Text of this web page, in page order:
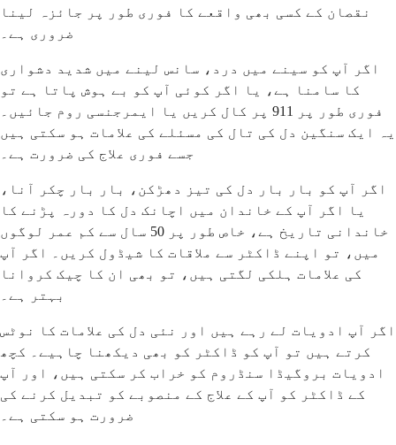
نقصان کے کسی بھی واقعے کا فوری طور پر جائزہ لینا
ضروری ہے۔
اگر آپ کو سینے میں درد، سانس لینے میں شدید دشواری
کا سامنا ہے، یا اگر کوئی آپ کو بے ہوش پاتا ہے تو
فوری طور پر 911 پر کال کریں یا ایمرجنسی روم جائیں۔
یہ ایک سنگین دل کی تال کی مسئلے کی علامات ہو سکتی ہیں
جسے فوری علاج کی ضرورت ہے۔
اگر آپ کو بار بار دل کی تیز دھڑکن، بار بار چکر آنا،
یا اگر آپ کے خاندان میں اچانک دل کا دورہ پڑنے کا
خاندانی تاریخ ہے، خاص طور پر 50 سال سے کم عمر لوگوں
میں، تو اپنے ڈاکٹر سے ملاقات کا شیڈول کریں۔ اگر آپ
کی علامات ہلکی لگتی ہیں، تو بھی ان کا چیک کروانا
بہتر ہے۔
اگر آپ ادویات لے رہے ہیں اور نئی دل کی علامات کا نوٹس
کرتے ہیں تو آپ کو ڈاکٹر کو بھی دیکھنا چاہیے۔ کچھ
ادویات بروگیڈا سنڈروم کو خراب کر سکتی ہیں، اور آپ
کے ڈاکٹر کو آپ کے علاج کے منصوبے کو تبدیل کرنے کی
ضرورت ہو سکتی ہے۔